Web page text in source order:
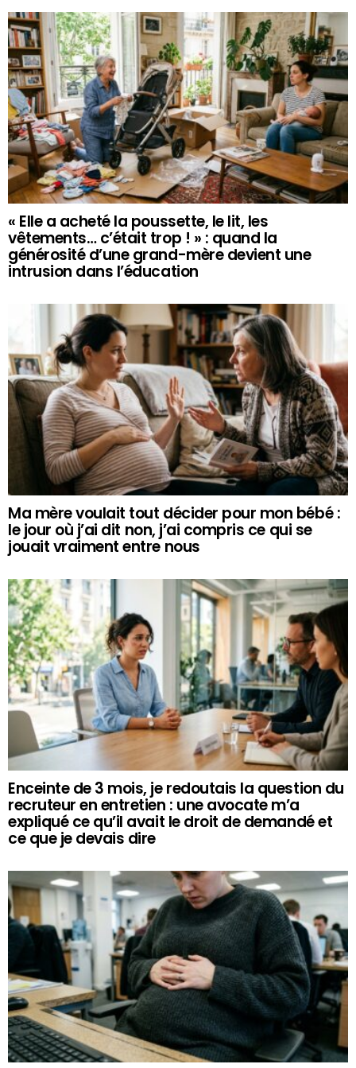
« Elle a acheté la poussette, le lit, les
vêtements… c’était trop ! » : quand la
générosité d’une grand-mère devient une
intrusion dans l’éducation
Ma mère voulait tout décider pour mon bébé :
le jour où j’ai dit non, j’ai compris ce qui se
jouait vraiment entre nous
Enceinte de 3 mois, je redoutais la question du
recruteur en entretien : une avocate m’a
expliqué ce qu’il avait le droit de demandé et
ce que je devais dire